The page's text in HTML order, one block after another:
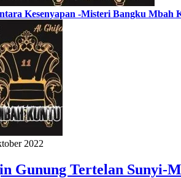
Kesenyapan -Misteri Bangku Mbah
2022
Gunung Tertelan Sunyi-